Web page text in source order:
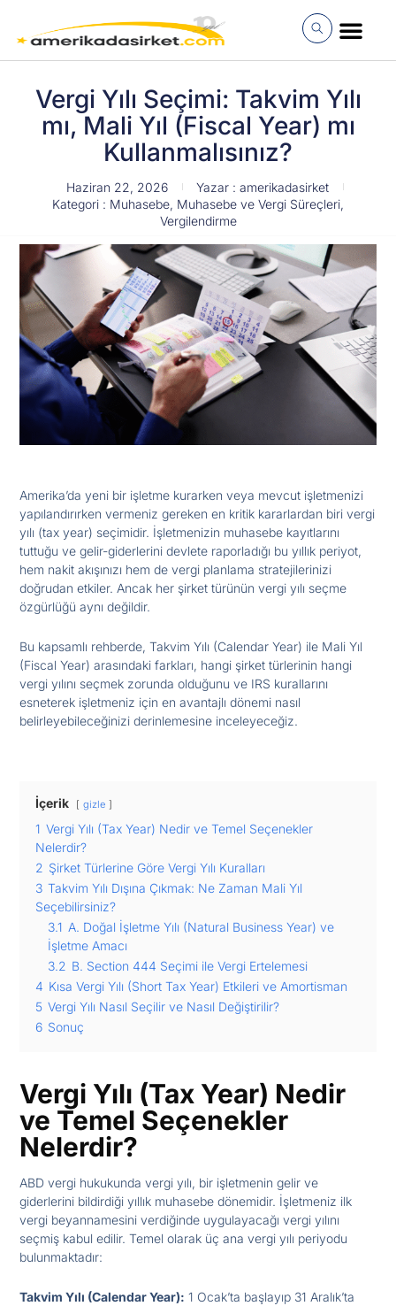
atla
Vergi Yılı Seçimi: Takvim Yılı
mı, Mali Yıl (Fiscal Year) mı
Kullanmalısınız?
Haziran 22, 2026 Yazar : amerikadasirket
Kategori : Muhasebe, Muhasebe ve Vergi Süreçleri,
Vergilendirme
Amerika’da yeni bir işletme kurarken veya mevcut işletmenizi
yapılandırırken vermeniz gereken en kritik kararlardan biri vergi
yılı (tax year) seçimidir. İşletmenizin muhasebe kayıtlarını
tuttuğu ve gelir-giderlerini devlete raporladığı bu yıllık periyot,
hem nakit akışınızı hem de vergi planlama stratejilerinizi
doğrudan etkiler. Ancak her şirket türünün vergi yılı seçme
özgürlüğü aynı değildir.
Bu kapsamlı rehberde, Takvim Yılı (Calendar Year) ile Mali Yıl
(Fiscal Year) arasındaki farkları, hangi şirket türlerinin hangi
vergi yılını seçmek zorunda olduğunu ve IRS kurallarını
esneterek işletmeniz için en avantajlı dönemi nasıl
belirleyebileceğinizi derinlemesine inceleyeceğiz.
İçerik gizle
1 Vergi Yılı (Tax Year) Nedir ve Temel Seçenekler
Nelerdir?
2 Şirket Türlerine Göre Vergi Yılı Kuralları
3 Takvim Yılı Dışına Çıkmak: Ne Zaman Mali Yıl
Seçebilirsiniz?
3.1 A. Doğal İşletme Yılı (Natural Business Year) ve
İşletme Amacı
3.2 B. Section 444 Seçimi ile Vergi Ertelemesi
4 Kısa Vergi Yılı (Short Tax Year) Etkileri ve Amortisman
5 Vergi Yılı Nasıl Seçilir ve Nasıl Değiştirilir?
6 Sonuç
Vergi Yılı (Tax Year) Nedir
ve Temel Seçenekler
Nelerdir?
ABD vergi hukukunda vergi yılı, bir işletmenin gelir ve
giderlerini bildirdiği yıllık muhasebe dönemidir. İşletmeniz ilk
vergi beyannamesini verdiğinde uygulayacağı vergi yılını
seçmiş kabul edilir. Temel olarak üç ana vergi yılı periyodu
bulunmaktadır:
Takvim Yılı (Calendar Year): 1 Ocak’ta başlayıp 31 Aralık’ta